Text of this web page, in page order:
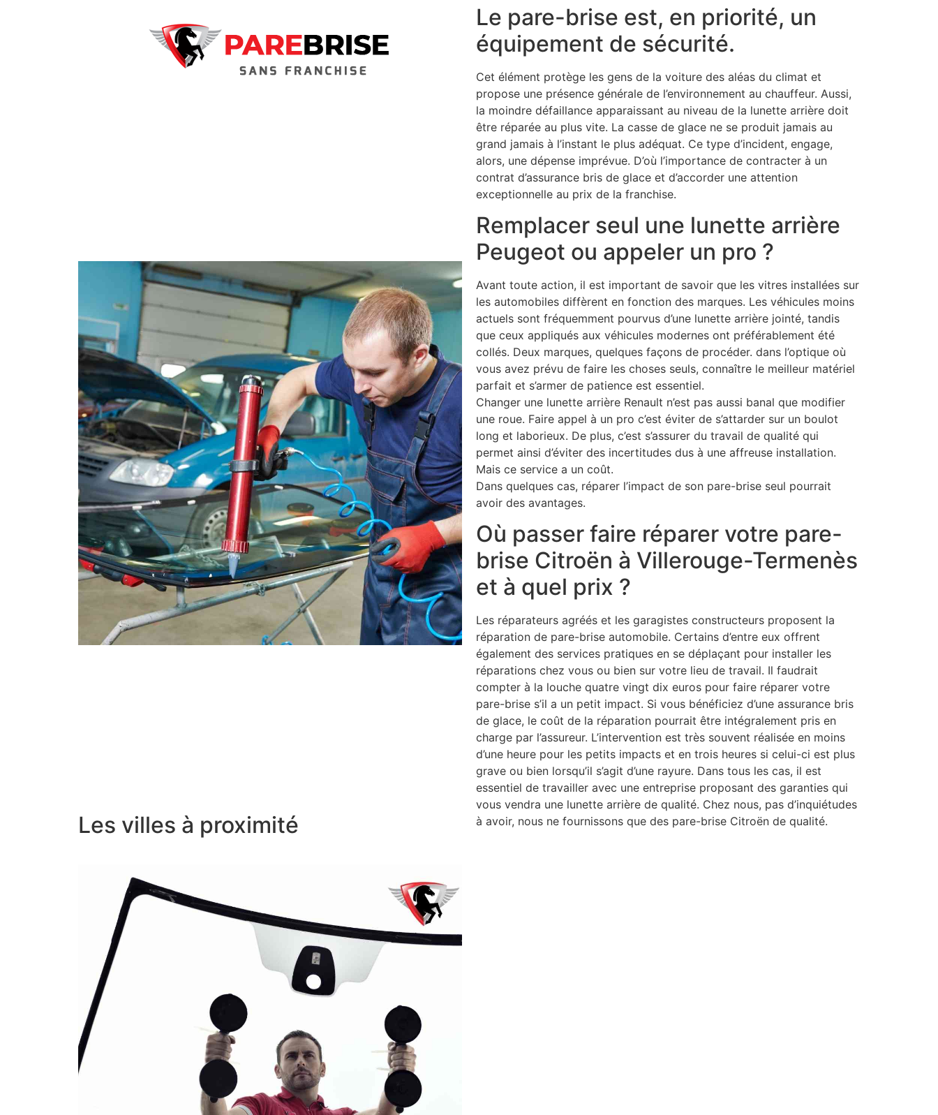
Les villes à proximité
Le pare-brise est, en priorité, un
équipement de sécurité.
Cet élément protège les gens de la voiture des aléas du climat et
propose une présence générale de l’environnement au chauffeur. Aussi,
la moindre défaillance apparaissant au niveau de la lunette arrière doit
être réparée au plus vite. La casse de glace ne se produit jamais au
grand jamais à l’instant le plus adéquat. Ce type d’incident, engage,
alors, une dépense imprévue. D’où l’importance de contracter à un
contrat d’assurance bris de glace et d’accorder une attention
exceptionnelle au prix de la franchise.
Remplacer seul une lunette arrière
Peugeot ou appeler un pro ?
Avant toute action, il est important de savoir que les vitres installées sur
les automobiles diffèrent en fonction des marques. Les véhicules moins
actuels sont fréquemment pourvus d’une lunette arrière jointé, tandis
que ceux appliqués aux véhicules modernes ont préférablement été
collés. Deux marques, quelques façons de procéder. dans l’optique où
vous avez prévu de faire les choses seuls, connaître le meilleur matériel
parfait et s’armer de patience est essentiel.
Changer une lunette arrière Renault n’est pas aussi banal que modifier
une roue. Faire appel à un pro c’est éviter de s’attarder sur un boulot
long et laborieux. De plus, c’est s’assurer du travail de qualité qui
permet ainsi d’éviter des incertitudes dus à une affreuse installation.
Mais ce service a un coût.
Dans quelques cas, réparer l’impact de son pare-brise seul pourrait
avoir des avantages.
Où passer faire réparer votre pare-
brise Citroën à Villerouge-Termenès
et à quel prix ?
Les réparateurs agréés et les garagistes constructeurs proposent la
réparation de pare-brise automobile. Certains d’entre eux offrent
également des services pratiques en se déplaçant pour installer les
réparations chez vous ou bien sur votre lieu de travail. Il faudrait
compter à la louche quatre vingt dix euros pour faire réparer votre
pare-brise s’il a un petit impact. Si vous bénéficiez d’une assurance bris
de glace, le coût de la réparation pourrait être intégralement pris en
charge par l’assureur. L’intervention est très souvent réalisée en moins
d’une heure pour les petits impacts et en trois heures si celui-ci est plus
grave ou bien lorsqu’il s’agit d’une rayure. Dans tous les cas, il est
essentiel de travailler avec une entreprise proposant des garanties qui
vous vendra une lunette arrière de qualité. Chez nous, pas d’inquiétudes
à avoir, nous ne fournissons que des pare-brise Citroën de qualité.